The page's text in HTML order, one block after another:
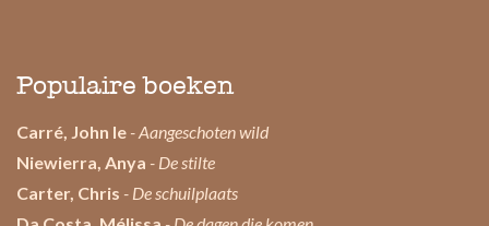
Populaire boeken
Carré, John le - Aangeschoten wild
Niewierra, Anya - De stilte
Carter, Chris - De schuilplaats